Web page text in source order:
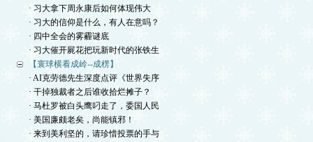
· 习大拿下周永康后如何体现伟大
· 习大的信仰是什么，有人在意吗？
· 四中全会的雾霾谜底
· 习大催开屍花把玩新时代的张铁生
【寰球横看成岭--成楞】
· AI克劳德先生深度点评《世界失序
· 干掉独裁者之后谁收拾烂摊子？
· 马杜罗被白头鹰叼走了，委国人民
· 美国廉颇老矣，尚能镇邪！
· 来到美利坚的，请珍惜投票的手与